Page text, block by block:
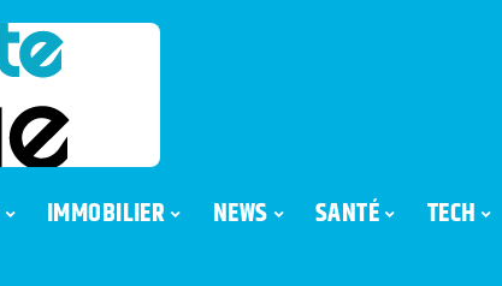
IMMOBILIER NEWS SANTÉ TECH